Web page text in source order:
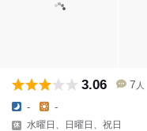
3.06 7 人
- -
水曜日、日曜日、祝日